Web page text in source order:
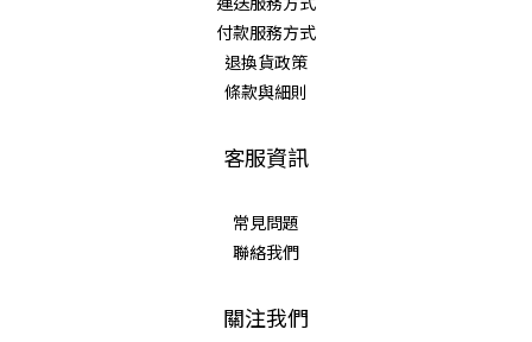
付款服務方式
退換貨政策
條款與細則
客服資訊
常見問題
聯絡我們
關注我們